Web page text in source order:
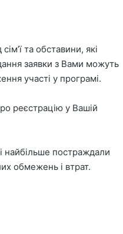
та обставини, які
заявки з Вами можуть
участі у програмі.
реєстрацію у Вашій
найбільше постраждали
обмежень і втрат.